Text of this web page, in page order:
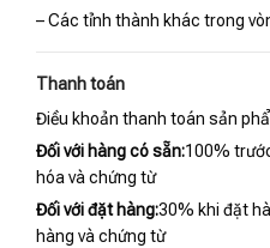
– Các tỉnh thành khác trong
Thanh toán
Điều khoản thanh toán sản
Đối với hàng có sẵn:100%
hóa và chứng từ
Đối với đặt hàng:30% khi đặt
hàng và chứng từ